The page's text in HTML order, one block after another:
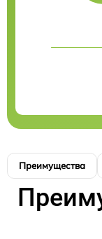
Преимущества